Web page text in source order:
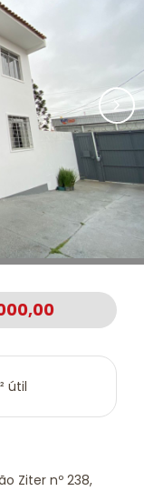
útil
Ziter nº 238,